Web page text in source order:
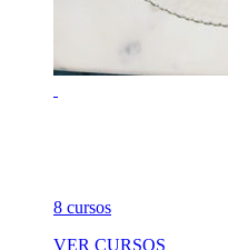
8 cursos
VER CURSOS